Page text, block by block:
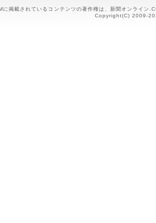
に掲載されているコンテンツの著作権は、新聞オンライン
Copyright(C) 2009-